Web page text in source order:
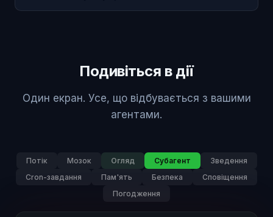
Подивіться в дії
Один екран. Усе, що відбувається з вашими
агентами.
Потік Мозок Огляд Субагент
Зведення
Cron-завдання
Пам'ять Безпека
Сповіщення
Погодження